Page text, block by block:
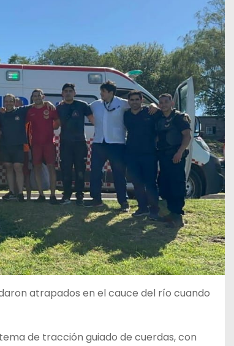
atrapados en el cauce del río cuando
de tracción guiado de cuerdas, con